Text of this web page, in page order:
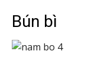
Bún bì